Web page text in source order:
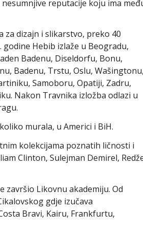
reputacije koju ima
za dizajn i slikarstvo, preko 40
Hebib izlaže u Beogradu,
Badenu, Diseldorfu, Bonu,
Badenu, Trstu, Oslu, Wašingtonu,
Samoboru, Opatiji, Zadru,
Nakon Travnika izložba odlazi u
murala, u Americi i BiH.
kolekcijama poznatih ličnosti i
Clinton, Sulejman Demirel,
završio Likovnu akademiju. Od
gdje izučava
Bravi, Kairu, Frankfurtu,